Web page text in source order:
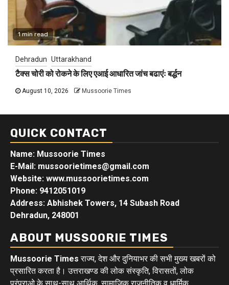
1 min read
Dehradun Uttarakhand
टैक्स चोरी को रोकने के लिए एआई आधारित जांच बढाएंः बर्द्धन
August 10, 2026 Mussoorie Times
QUICK CONTACT
Name: Mussoorie Times
E-Mail: mussoorietimes@gmail.com
Website: www.mussoorietimes.com
Phone: 9412051019
Address: Abhishek Towers, 14 Subash Road
Dehradun, 248001
ABOUT MUSSOORIE TIMES
Mussoorie Times राज्य, देश और दुनियाभर की सभी मुख्य खबरों को
प्रसारित करता है। उत्तराखण्ड की लोक संस्कृति, विरासतों, लोक